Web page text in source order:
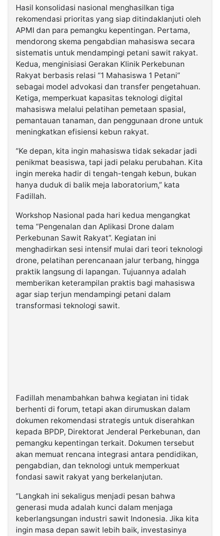
Hasil konsolidasi nasional menghasilkan tiga
rekomendasi prioritas yang siap ditindaklanjuti oleh
APMI dan para pemangku kepentingan. Pertama,
mendorong skema pengabdian mahasiswa secara
sistematis untuk mendampingi petani sawit rakyat.
Kedua, menginisiasi Gerakan Klinik Perkebunan
Rakyat berbasis relasi “1 Mahasiswa 1 Petani”
sebagai model advokasi dan transfer pengetahuan.
Ketiga, memperkuat kapasitas teknologi digital
mahasiswa melalui pelatihan pemetaan spasial,
pemantauan tanaman, dan penggunaan drone untuk
meningkatkan efisiensi kebun rakyat.
“Ke depan, kita ingin mahasiswa tidak sekadar jadi
penikmat beasiswa, tapi jadi pelaku perubahan. Kita
ingin mereka hadir di tengah-tengah kebun, bukan
hanya duduk di balik meja laboratorium,” kata
Fadillah.
Workshop Nasional pada hari kedua mengangkat
tema “Pengenalan dan Aplikasi Drone dalam
Perkebunan Sawit Rakyat”. Kegiatan ini
menghadirkan sesi intensif mulai dari teori teknologi
drone, pelatihan perencanaan jalur terbang, hingga
praktik langsung di lapangan. Tujuannya adalah
memberikan keterampilan praktis bagi mahasiswa
agar siap terjun mendampingi petani dalam
transformasi teknologi sawit.
Fadillah menambahkan bahwa kegiatan ini tidak
berhenti di forum, tetapi akan dirumuskan dalam
dokumen rekomendasi strategis untuk diserahkan
kepada BPDP, Direktorat Jenderal Perkebunan, dan
pemangku kepentingan terkait. Dokumen tersebut
akan memuat rencana integrasi antara pendidikan,
pengabdian, dan teknologi untuk memperkuat
fondasi sawit rakyat yang berkelanjutan.
“Langkah ini sekaligus menjadi pesan bahwa
generasi muda adalah kunci dalam menjaga
keberlangsungan industri sawit Indonesia. Jika kita
ingin masa depan sawit lebih baik, investasinya